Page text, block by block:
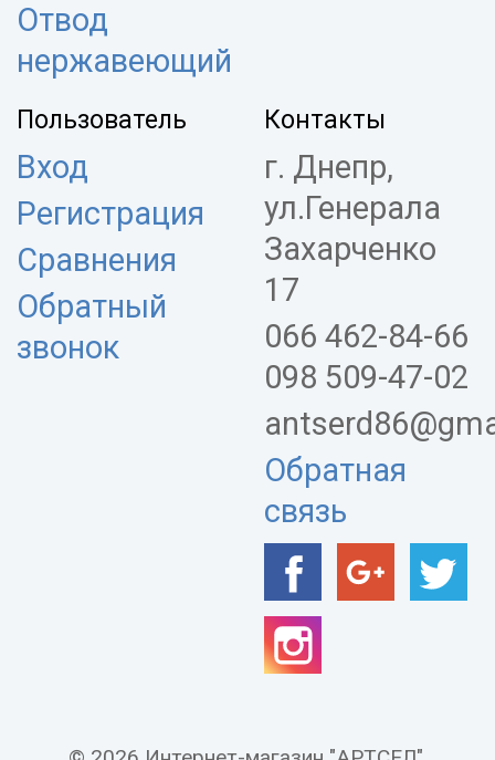
Отвод
нержавеющий
Пользователь
Вход
Регистрация
Сравнения
Обратный
звонок
Контакты
г. Днепр,
ул.Генерала
Захарченко
17
066 462-84-66
098 509-47-02
Обратная
связь